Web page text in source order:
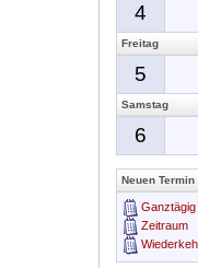
4
Freitag
5
Samstag
6
Neuen
Ganztägig
Zeitraum